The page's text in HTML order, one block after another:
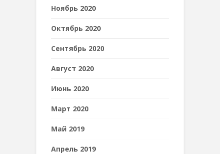
Ноябрь 2020
Октябрь 2020
Сентябрь 2020
Август 2020
Июнь 2020
Март 2020
Май 2019
Апрель 2019